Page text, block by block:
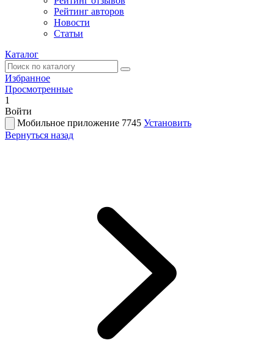
Рейтинг авторов
Новости
Статьи
Каталог
Избранное
Просмотренные
1
Войти
Мобильное приложение 7745 Установить
Вернуться назад